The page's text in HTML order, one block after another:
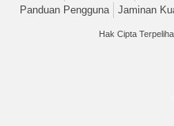
Panduan Pengguna
Jaminan
Hak Cipta